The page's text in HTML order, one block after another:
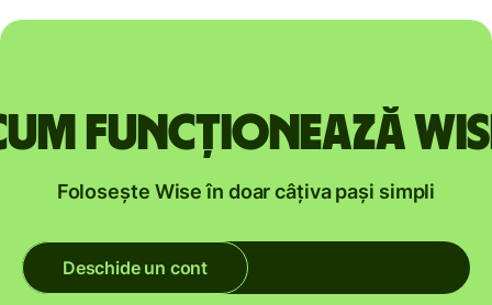
funcționează
Folosește Wise în doar câțiva pași simpli
Deschide un cont